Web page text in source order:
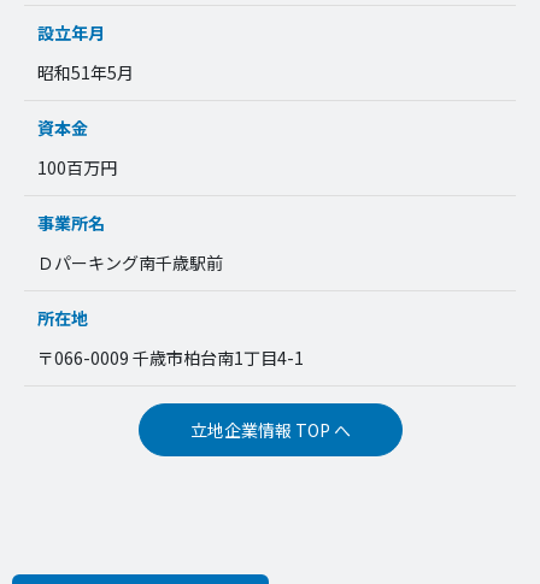
設立年月
昭和51年5月
資本金
100百万円
事業所名
Ｄパーキング南千歳駅前
所在地
〒066-0009 千歳市柏台南1丁目4-1
立地企業情報 TOP へ